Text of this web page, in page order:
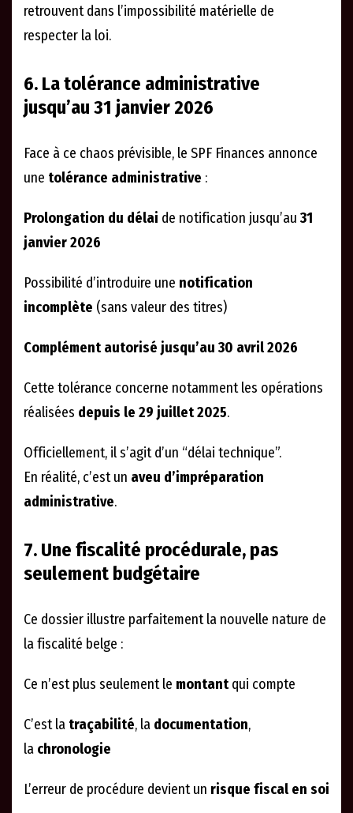
retrouvent dans l’impossibilité matérielle de
respecter la loi.
6. La tolérance administrative
jusqu’au 31 janvier 2026
Face à ce chaos prévisible, le SPF Finances annonce
une tolérance administrative :
Prolongation du délai de notification jusqu’au 31
janvier 2026
Possibilité d’introduire une notification
incomplète (sans valeur des titres)
Complément autorisé jusqu’au 30 avril 2026
Cette tolérance concerne notamment les opérations
réalisées depuis le 29 juillet 2025.
Officiellement, il s’agit d’un “délai technique”.
En réalité, c’est un aveu d’impréparation
administrative.
7. Une fiscalité procédurale, pas
seulement budgétaire
Ce dossier illustre parfaitement la nouvelle nature de
la fiscalité belge :
Ce n’est plus seulement le montantqui compte
C’est la traçabilité, la documentation,
la chronologie
L’erreur de procédure devient un risque fiscal en soi